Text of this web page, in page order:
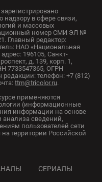
в сфере связи,
и массовых
номер СМИ ЭЛ №
Главный редактор:
НАО «Национальная
196105, Санкт-
д. 139, корп. 1,
7733547365, ОГРН
редакции: телефон: +7 (812)
ttm@tricolor.ru.
применяются
(информационные
информации на основе
анализа сведений,
пользователей сети
территории Российской
СЕРИАЛЫ